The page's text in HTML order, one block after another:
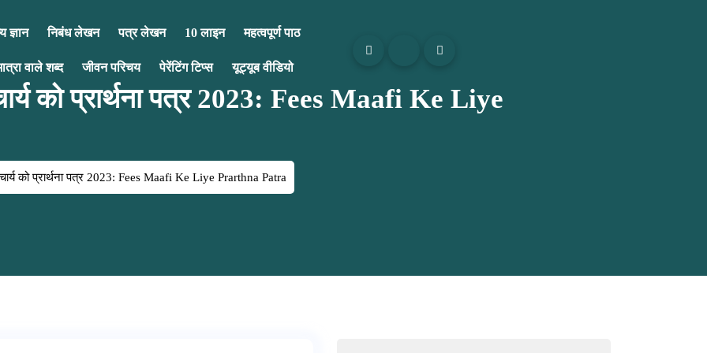
ज्ञान निबंध लेखन पत्र लेखन 10 लाइन महत्वपूर्ण पाठ
वाले शब्द जीवन परिचय पेरेंटिंग टिप्स यूट्यूब वीडियो
को प्रार्थना पत्र 2023: Fees Maafi Ke Liye
को प्रार्थना पत्र 2023: Fees Maafi Ke Liye Prarthna Patra